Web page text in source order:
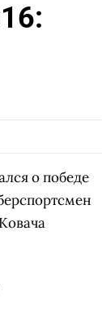
о победе